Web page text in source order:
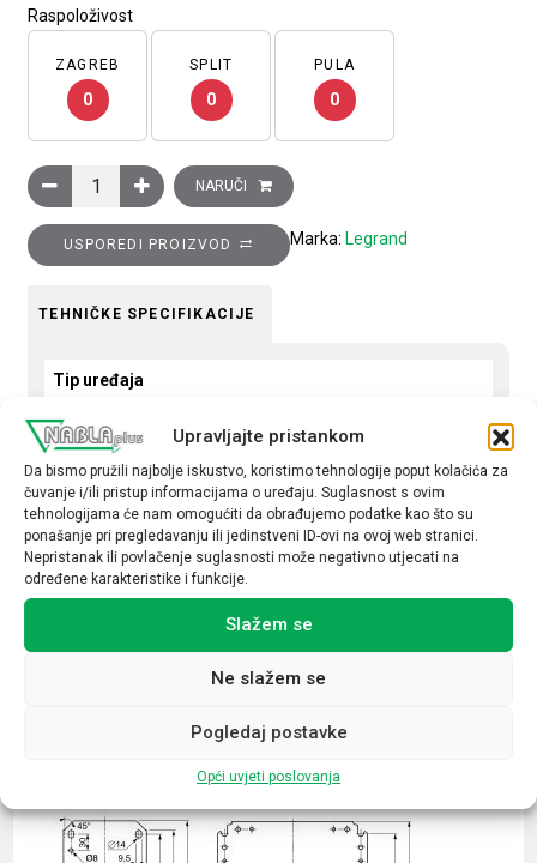
Upravljajte pristankom
Da bismo pružili najbolje iskustvo, koristimo tehnologije poput kolačića za
čuvanje i/ili pristup informacijama o uređaju. Suglasnost s ovim
tehnologijama će nam omogućiti da obrađujemo podatke kao što su
ponašanje pri pregledavanju ili jedinstveni ID-ovi na ovoj web stranici.
Nepristanak ili povlačenje suglasnosti može negativno utjecati na
određene karakteristike i funkcije.
Slažem se
Ne slažem se
Pogledaj postavke
Opći uvjeti poslovanja
Raspoloživost
ZAGREB
0
SPLIT
0
PULA
0
Ukrasni okvir Clasia, 5 modula, plavi metal količina
NARUČI
USPOREDI PROIZVOD Marka: Legrand
TEHNIČKE SPECIFIKACIJE
Tip uređaja
Okvir
peterostruki
Povezani proizvodi